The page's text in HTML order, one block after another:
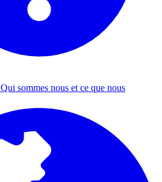
Qui sommes nous et ce que nous